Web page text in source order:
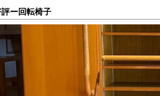
ー回転椅子